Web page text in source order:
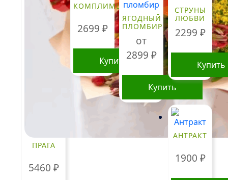
ПРАГА
5460 ₽
КОМПЛИМЕНТ
2699 ₽
Купить
ЯГОДНЫЙ
ПЛОМБИР
от
2899 ₽
Купить
Этот
товар
несколько
вариаций.
СТРУНЫ
ЛЮБВИ
2299 ₽
Купить
АНТРАКТ
1900 ₽